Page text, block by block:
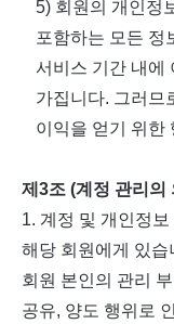
5) 회원의 개인정
포함하는 모든 정
서비스 기간 내에
가집니다. 그러므
이익을 얻기 위한
제 3조 (계정 관리의
1. 계정 및 개인정
해당 회원에게 있습
회원 본인의 관리 부
공유, 양도 행위로